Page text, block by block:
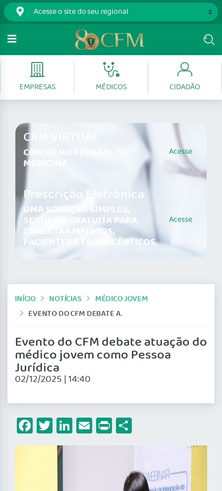
EMPRESAS MÉDICOS CIDADÃO
CRM VIRTUAL
CONSELHO FEDERAL DE
MEDICINA
Acesse
Prescrição Eletrônica
UMA SOLUÇÃO SIMPLES,
SEGURA E GRATUITA PARA
CONECTAR MÉDICOS,
PACIENTES E FARMACÊUTICOS.
Acesse
INÍCIO NOTÍCIAS
MÉDICO JOVEM
EVENTO DO CFM DEBATE ATUAÇÃO DO MÉDICO JOVEM COMO PESSOA JURÍDICA
Evento do CFM debate atuação do
médico jovem como Pessoa
Jurídica
02/12/2025 | 14:40
Facebook
Twitter
LinkedIn
Email
Print